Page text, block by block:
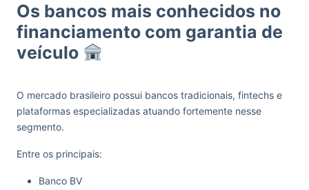
Os bancos mais conhecidos no
financiamento com garantia de
veículo
O mercado brasileiro possui bancos tradicionais, fintechs e
plataformas especializadas atuando fortemente nesse
segmento.
Entre os principais:
Banco BV